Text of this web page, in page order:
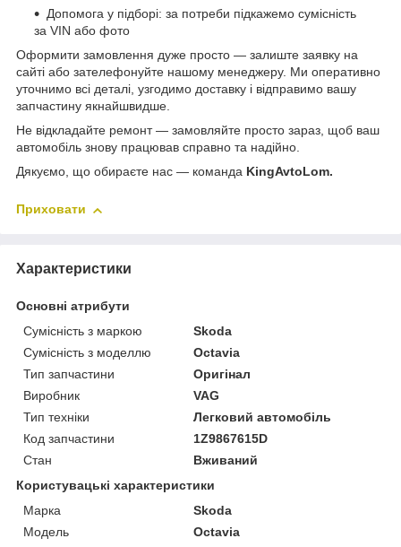
Допомога у підборі: за потреби підкажемо сумісність
за VIN або фото
Оформити замовлення дуже просто — залиште заявку на
сайті або зателефонуйте нашому менеджеру. Ми оперативно
уточнимо всі деталі, узгодимо доставку і відправимо вашу
запчастину якнайшвидше.
Не відкладайте ремонт — замовляйте просто зараз, щоб ваш
автомобіль знову працював справно та надійно.
Дякуємо, що обираєте нас — команда KingAvtoLom.
Приховати
Характеристики
Основні атрибути
Сумісність з маркою
Skoda
Сумісність з моделлю
Octavia
Тип запчастини
Оригінал
Виробник
VAG
Тип техніки
Легковий автомобіль
Код запчастини
1Z9867615D
Стан
Вживаний
Користувацькі характеристики
Марка
Skoda
Модель
Octavia